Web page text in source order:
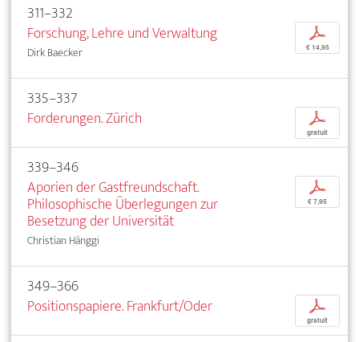
311–332
Forschung, Lehre und Verwaltung
Dirk Baecker
p
€ 14,95
335–337
Forderungen. Zürich
p
gratuit
339–346
Aporien der Gastfreundschaft.
Philosophische Überlegungen zur
Besetzung der Universität
Christian Hänggi
p
€ 7,95
349–366
Positionspapiere. Frankfurt/Oder
p
gratuit